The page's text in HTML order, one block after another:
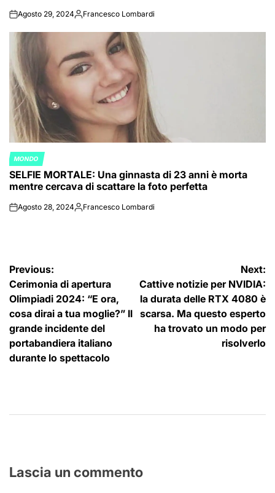
onAgosto 29, 2024Posted
Francesco Lombardi
POSTED
IN
MONDO
SELFIE MORTALE: Una ginnasta di 23 anni è morta
mentre cercava di scattare la foto perfetta
onAgosto 28, 2024Posted
Francesco Lombardi
Navigazione
articoli
Previous:
Cerimonia di apertura
Olimpiadi 2024: “E ora,
cosa dirai a tua moglie?” Il
grande incidente del
portabandiera italiano
durante lo spettacolo
Next:
Cattive notizie per NVIDIA:
la durata delle RTX 4080 è
scarsa. Ma questo esperto
ha trovato un modo per
risolverlo
Lascia un commento